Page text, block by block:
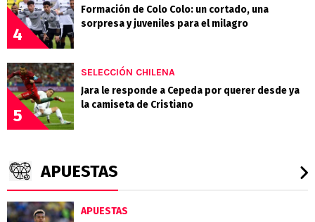
4
Formación de Colo Colo: un cortado, una
sorpresa y juveniles para el milagro
5
SELECCIÓN CHILENA
Jara le responde a Cepeda por querer desde ya
la camiseta de Cristiano
APUESTAS
APUESTAS